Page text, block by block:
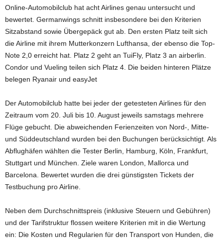
Online-Automobilclub hat acht Airlines genau untersucht und
bewertet. Germanwings schnitt insbesondere bei den Kriterien
Sitzabstand sowie Übergepäck gut ab. Den ersten Platz teilt sich
die Airline mit ihrem Mutterkonzern Lufthansa, der ebenso die Top-
Note 2,0 erreicht hat. Platz 2 geht an TuiFly, Platz 3 an airberlin.
Condor und Vueling teilen sich Platz 4. Die beiden hinteren Plätze
belegen Ryanair und easyJet
Der Automobilclub hatte bei jeder der getesteten Airlines für den
Zeitraum vom 20. Juli bis 10. August jeweils samstags mehrere
Flüge gebucht. Die abweichenden Ferienzeiten von Nord-, Mitte-
und Süddeutschland wurden bei den Buchungen berücksichtigt. Als
Abflughäfen wählten die Tester Berlin, Hamburg, Köln, Frankfurt,
Stuttgart und München. Ziele waren London, Mallorca und
Barcelona. Bewertet wurden die drei günstigsten Tickets der
Testbuchung pro Airline.
Neben dem Durchschnittspreis (inklusive Steuern und Gebühren)
und der Tarifstruktur flossen weitere Kriterien mit in die Wertung
ein: Die Kosten und Regularien für den Transport von Hunden, die